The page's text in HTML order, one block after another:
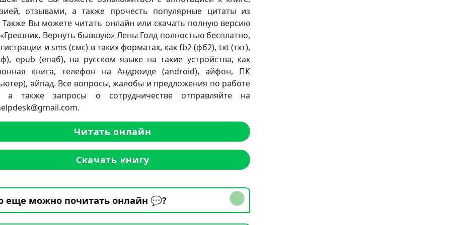
отзывами, а также прочесть популярные цитаты из
Также Вы можете читать онлайн или скачать полную версию
Вернуть бывшую» Лены Голд полностью бесплатно,
и sms (смс) в таких форматах, как fb2 (фб2), txt (тхт),
epub (епаб), на русском языке на такие устройства, как
книга, телефон на Андроиде (android), айфон, ПК
айпад. Все вопросы, жалобы и предложения по работе
а также запросы о сотрудничестве отправляйте на
Читать онлайн
Скачать книгу
еще можно почитать онлайн 💬?